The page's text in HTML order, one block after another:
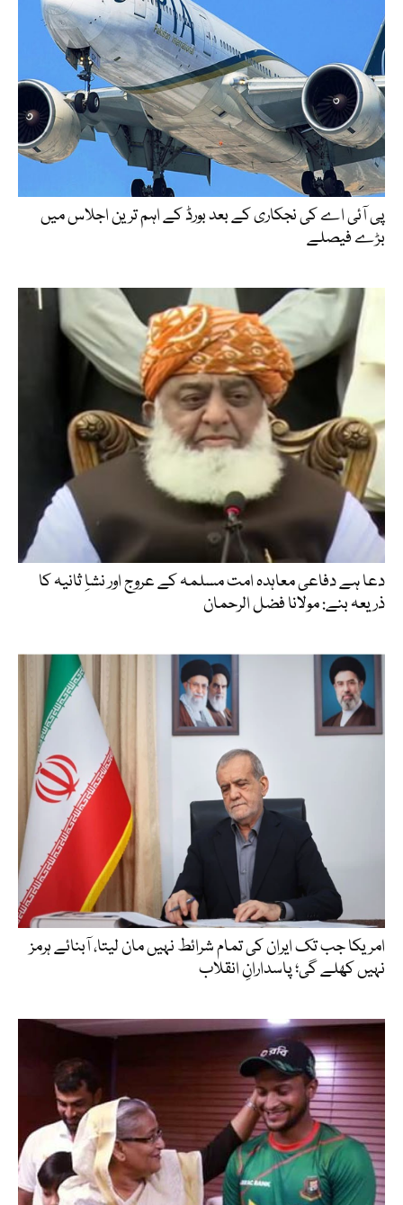
پی آئی اے کی نجکاری کے بعد بورڈ کے اہم ترین اجلاس میں
بڑے فیصلے
دعا ہے دفاعی معاہدہ امت مسلمہ کے عروج اور نشاِ ثانیہ کا
ذریعہ بنے: مولانا فضل الرحمان
امریکا جب تک ایران کی تمام شرائط نہیں مان لیتا، آبنائے ہرمز
نہیں کھلے گی؛ پاسدارانِ انقلاب